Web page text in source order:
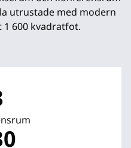
utrustade med modern
1 600 kvadratfot.